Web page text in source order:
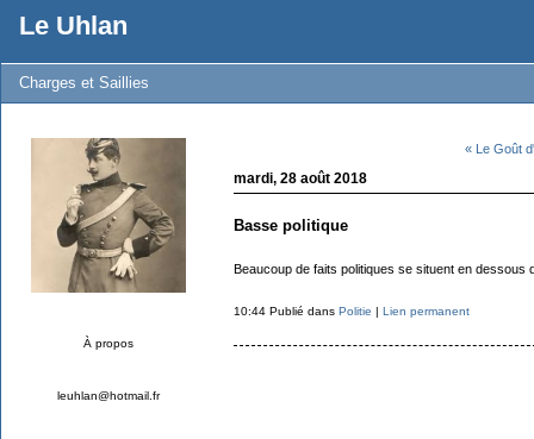
Le Uhlan
Charges et Saillies
À propos
leuhlan@hotmail.fr
« Le Goût
mardi, 28 août 2018
Basse politique
Beaucoup de faits politiques se situent en dessous
10:44 Publié dans Politie | Lien permanent